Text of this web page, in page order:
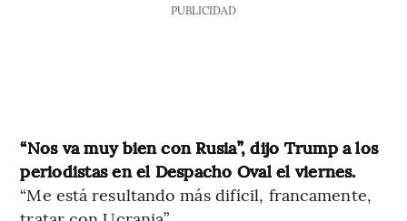
PUBLICIDAD
“Nos va muy bien con Rusia”, dijo Trump a los
periodistas en el Despacho Oval el viernes.
“Me está resultando más difícil, francamente,